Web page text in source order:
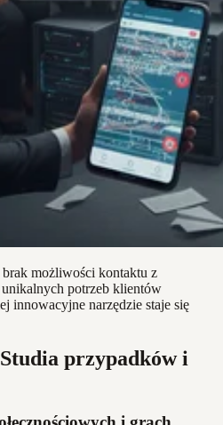
możliwości kontaktu z
unikalnych potrzeb klientów
innowacyjne narzędzie staje się
przypadków i